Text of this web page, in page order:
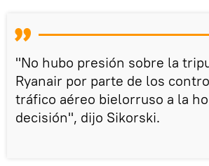
"No hubo presión sobre la
Ryanair por parte de los
tráfico aéreo bielorruso a la
decisión", dijo Sikorski.